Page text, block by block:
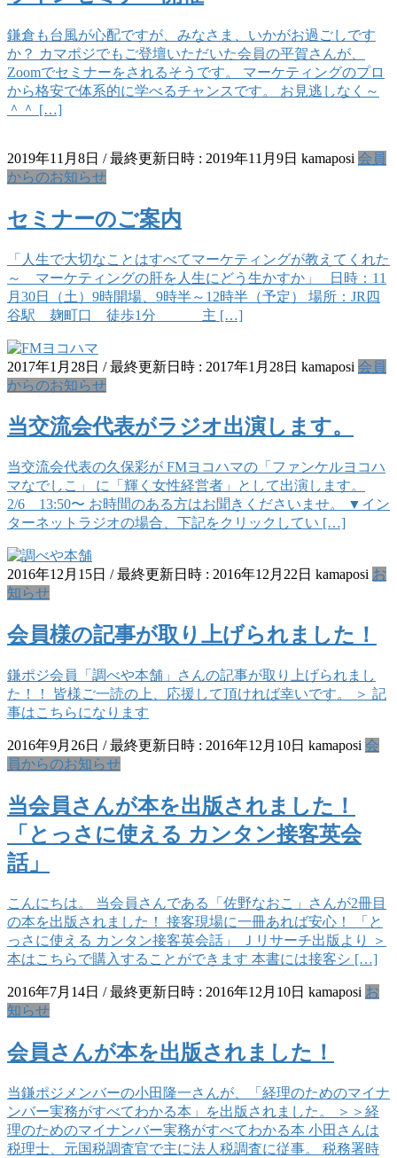
鎌倉も台風が心配ですが、みなさま、いかがお過ごしです
か？ カマポジでもご登壇いただいた会員の平賀さんが、
Zoomでセミナーをされるそうです。 マーケティングのプロ
から格安で体系的に学べるチャンスです。 お見逃しなく～
＾＾ […]
2019年11月8日 / 最終更新日時 : 2019年11月9日 kamaposi 会員
からのお知らせ
セミナーのご案内
「人生で大切なことはすべてマーケティングが教えてくれた
～ マーケティングの肝を人生にどう生かすか」 日時：11
月30日（土）9時開場、9時半～12時半（予定） 場所：JR四
谷駅 麹町口 徒歩1分 主 […]
2017年1月28日 / 最終更新日時 : 2017年1月28日 kamaposi 会員
からのお知らせ
当交流会代表がラジオ出演します。
当交流会代表の久保彩が FMヨコハマの「ファンケルヨコハ
マなでしこ」 に「輝く女性経営者」として出演します。
2/6 13:50〜 お時間のある方はお聞きくださいませ。 ▼イン
ターネットラジオの場合、下記をクリックしてい […]
2016年12月15日 / 最終更新日時 : 2016年12月22日 kamaposi お
知らせ
会員様の記事が取り上げられました！
鎌ポジ会員「調べや本舗」さんの記事が取り上げられまし
た！！ 皆様ご一読の上、応援して頂ければ幸いです。 ＞ 記
事はこちらになります
2016年9月26日 / 最終更新日時 : 2016年12月10日 kamaposi 会
員からのお知らせ
当会員さんが本を出版されました！
「とっさに使える カンタン接客英会
話」
こんにちは。 当会員さんである「佐野なおこ」さんが2冊目
の本を出版されました！ 接客現場に一冊あれば安心！ 「と
っさに使える カンタン接客英会話」 Ｊリサーチ出版より ＞
本はこちらで購入することができます 本書には接客シ […]
2016年7月14日 / 最終更新日時 : 2016年12月10日 kamaposi お
知らせ
会員さんが本を出版されました！
当鎌ポジメンバーの小田隆一さんが、「経理のためのマイナ
ンバー実務がすべてわかる本」を出版されました。 ＞＞経
理のためのマイナンバー実務がすべてわかる本 小田さんは
税理士、元国税調査官で主に法人税調査に従事。 税務署時